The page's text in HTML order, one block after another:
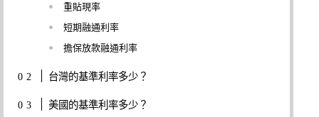
重貼現率
短期融通利率
擔保放款融通利率
台灣的基準利率多少？
美國的基準利率多少？